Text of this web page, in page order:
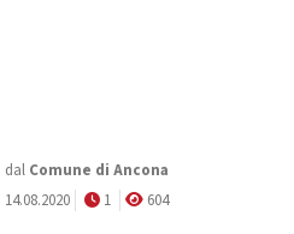
dal Comune di Ancona
14.08.2020
1 604